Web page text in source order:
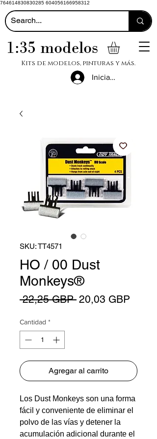
764614830830285 604056166958312
1:35 modelos
Kits de modelos, pinturas y más.
Iniciar sesión
SKU: TT4571
HO / 00 Dust
Monkeys®
22,25 GBP Precio
20,03 GBP
Cantidad *
Agregar al carrito
Los Dust Monkeys son una forma
fácil y conveniente de eliminar el
polvo de las vías y detener la
acumulación adicional durante el